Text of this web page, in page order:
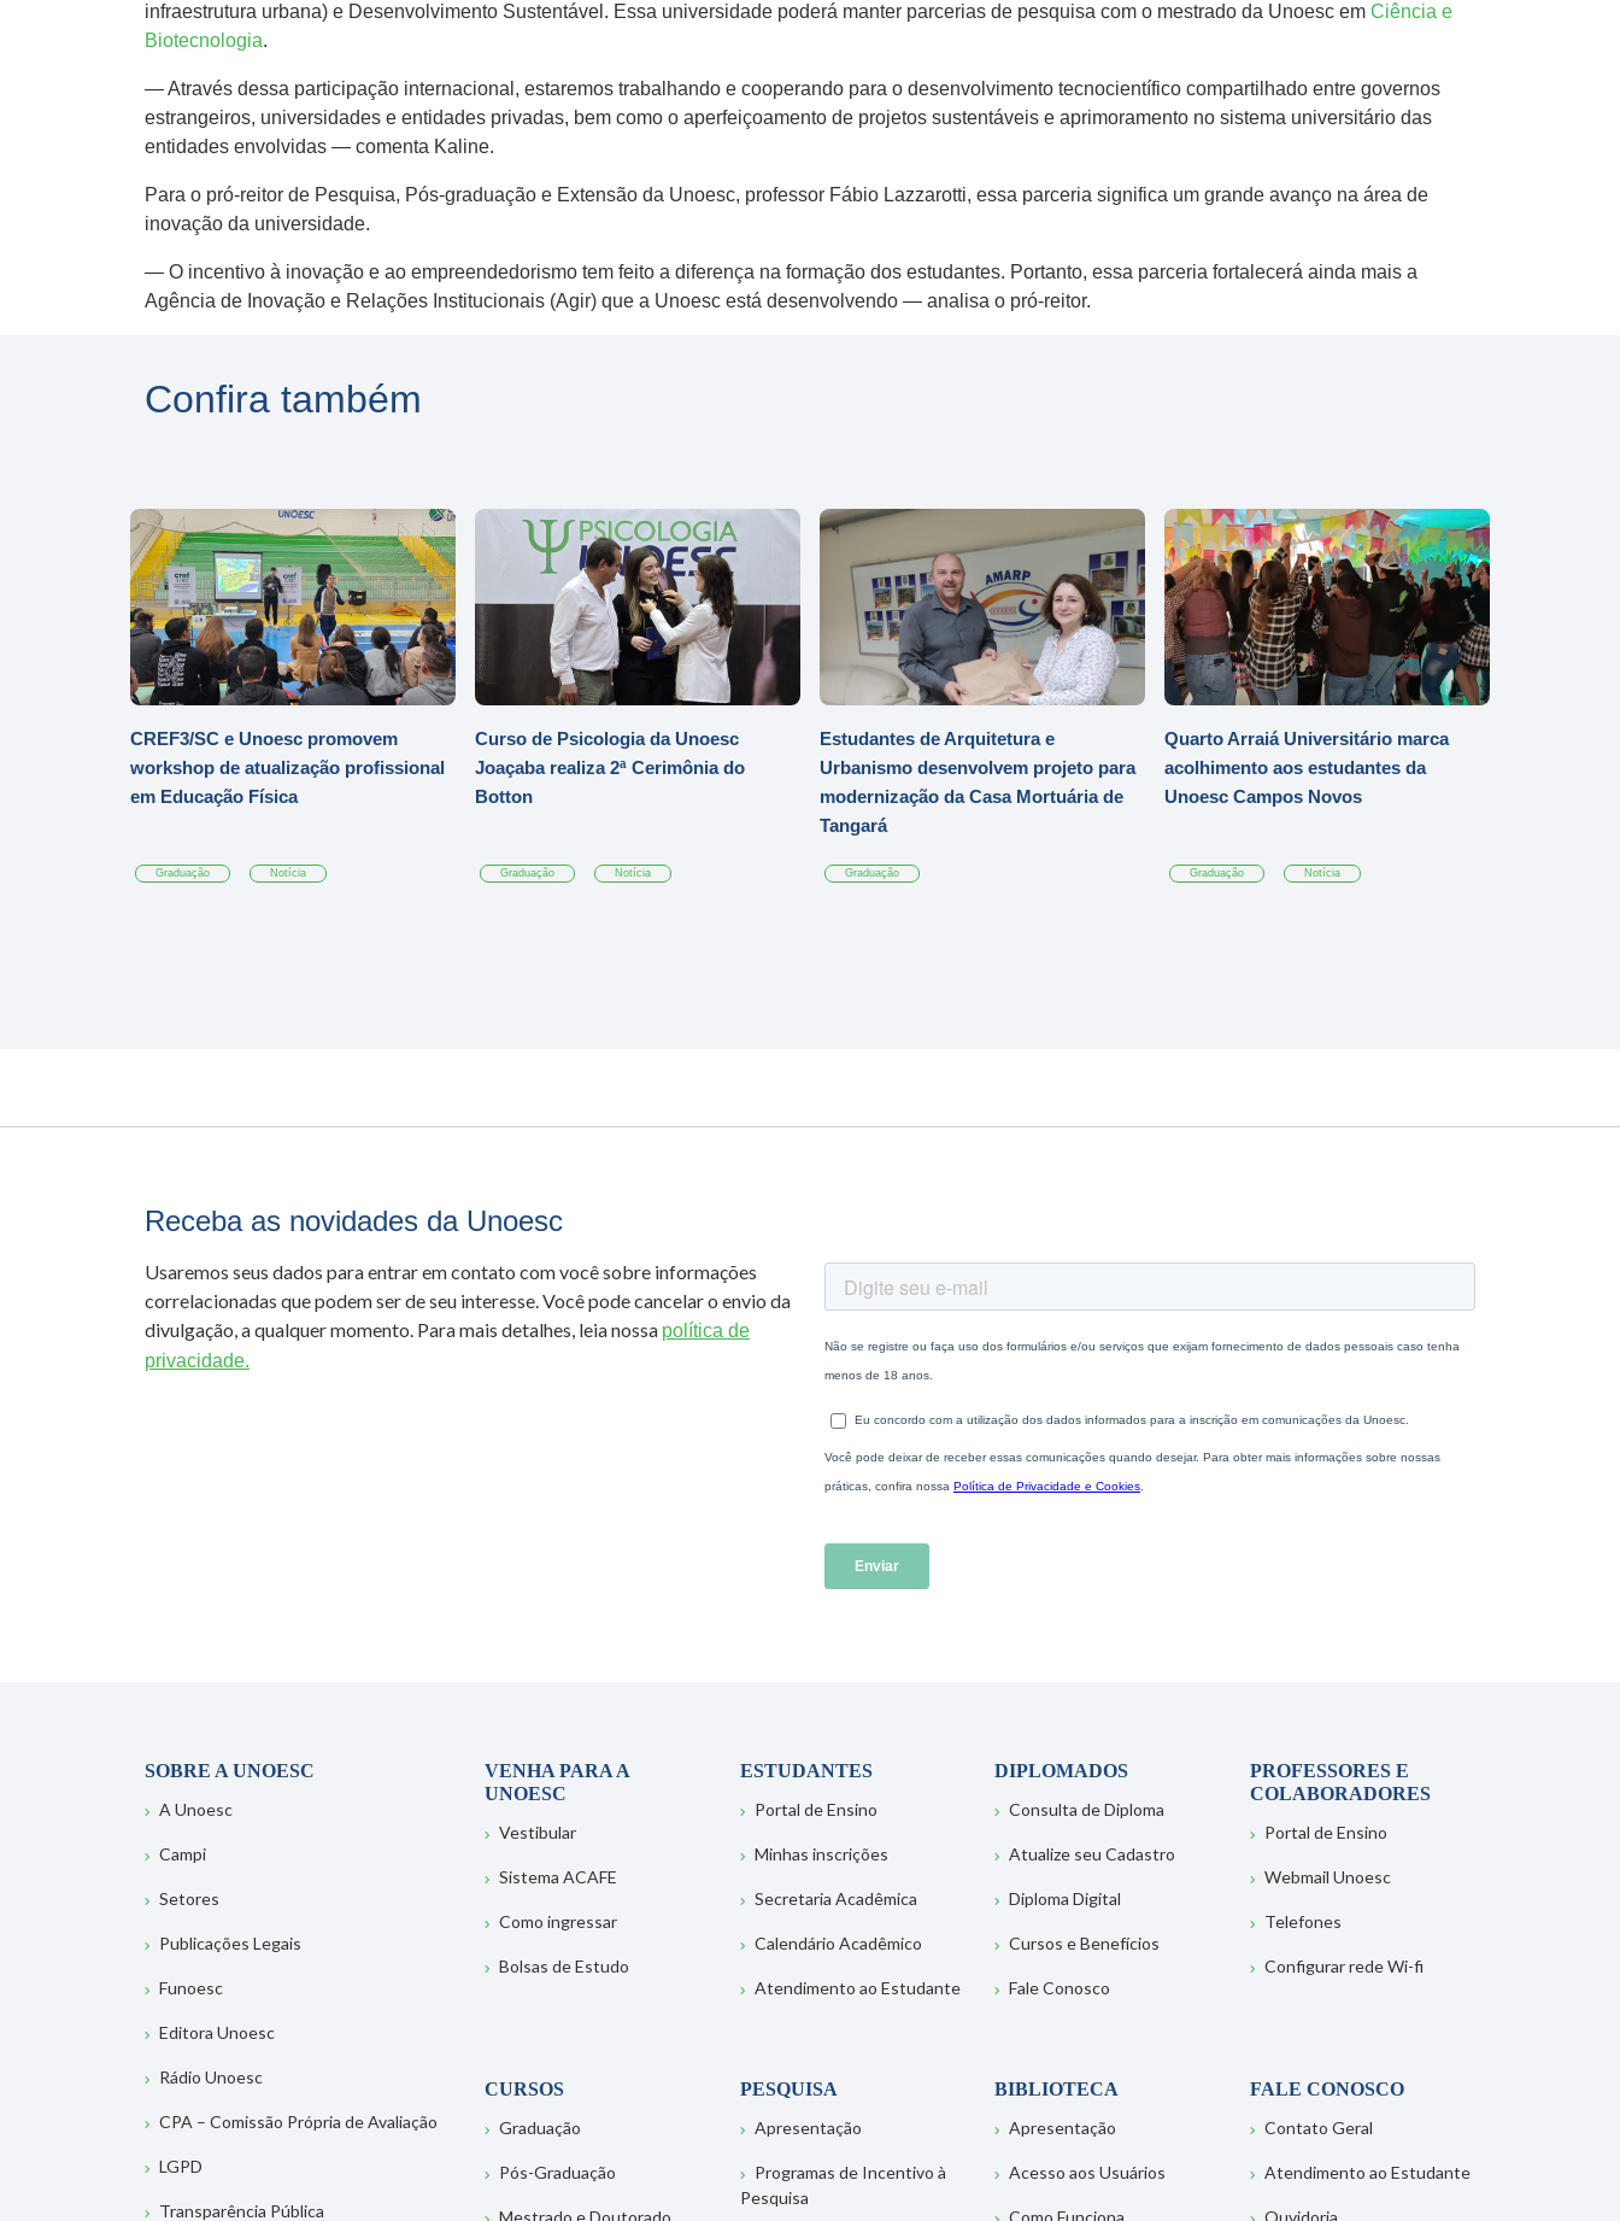
infraestrutura urbana) e Desenvolvimento Sustentável. Essa universidade poderá manter parcerias de pesquisa com o mestrado da Unoesc em Ciência e
Biotecnologia.
— Através dessa participação internacional, estaremos trabalhando e cooperando para o desenvolvimento tecnocientífico compartilhado entre governos
estrangeiros, universidades e entidades privadas, bem como o aperfeiçoamento de projetos sustentáveis e aprimoramento no sistema universitário das
entidades envolvidas — comenta Kaline.
Para o pró-reitor de Pesquisa, Pós-graduação e Extensão da Unoesc, professor Fábio Lazzarotti, essa parceria significa um grande avanço na área de
inovação da universidade.
— O incentivo à inovação e ao empreendedorismo tem feito a diferença na formação dos estudantes. Portanto, essa parceria fortalecerá ainda mais a
Agência de Inovação e Relações Institucionais (Agir) que a Unoesc está desenvolvendo — analisa o pró-reitor.
Confira também
CREF3/SC e Unoesc promovem
workshop de atualização profissional
em Educação Física
Graduação Notícia
Curso de Psicologia da Unoesc
Joaçaba realiza 2ª Cerimônia do
Botton
Graduação Notícia
Estudantes de Arquitetura e
Urbanismo desenvolvem projeto para
modernização da Casa Mortuária de
Tangará
Graduação
Quarto Arraiá Universitário marca
acolhimento aos estudantes da
Unoesc Campos Novos
Graduação Notícia
Receba as novidades da Unoesc
Usaremos seus dados para entrar em contato com você sobre informações
correlacionadas que podem ser de seu interesse. Você pode cancelar o envio da
divulgação, a qualquer momento. Para mais detalhes, leia nossa política de
privacidade.
SOBRE A UNOESC
A Unoesc
Campi
Setores
Publicações Legais
Funoesc
Editora Unoesc
Rádio Unoesc
CPA – Comissão Própria de Avaliação
LGPD
Transparência Pública
VENHA PARA A
UNOESC
Vestibular
Sistema ACAFE
Como ingressar
Bolsas de Estudo
ESTUDANTES
Portal de Ensino
Minhas inscrições
Secretaria Acadêmica
Calendário Acadêmico
Atendimento ao Estudante
DIPLOMADOS
Consulta de Diploma
Atualize seu Cadastro
Diploma Digital
Cursos e Benefícios
Fale Conosco
PROFESSORES E
COLABORADORES
Portal de Ensino
Webmail Unoesc
Telefones
Configurar rede Wi-fi
CURSOS
Graduação
Pós-Graduação
PESQUISA
Apresentação
Programas de Incentivo à
Pesquisa
BIBLIOTECA
Apresentação
Acesso aos Usuários
FALE CONOSCO
Contato Geral
Atendimento ao Estudante